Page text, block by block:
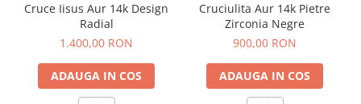
Cruce Iisus Aur 14k Design
Radial
1.400,00 RON
ADAUGA IN COS
Cruciulita Aur 14k Pietre
Zirconia Negre
900,00 RON
ADAUGA IN COS